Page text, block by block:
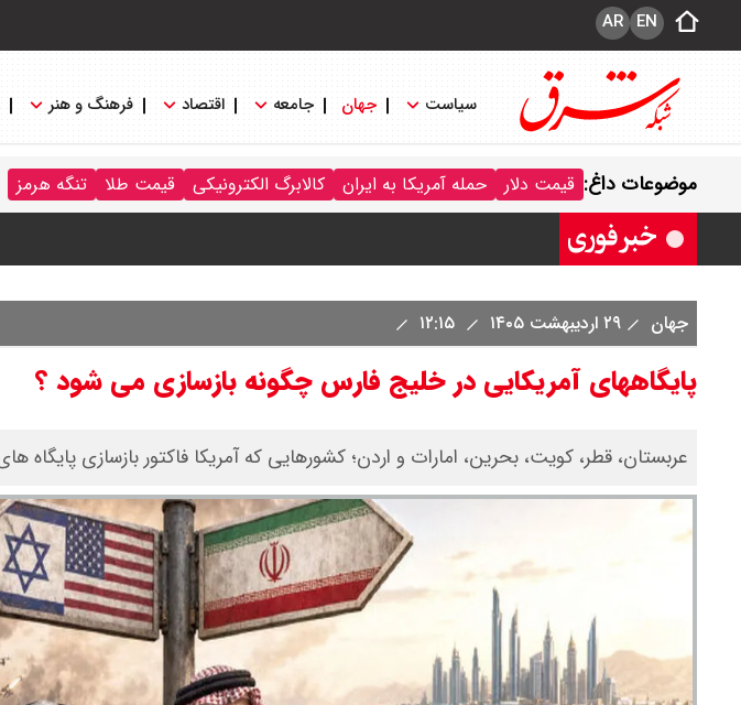
EN
AR
سیاست جهان جامعه اقتصاد فرهنگ و هنر
موضوعات داغ: قیمت دلار حمله آمریکا به ایران کالابرگ الکترونیکی قیمت طلا تنگه هرمز
قیمت خودرو امروز شنبه ۱۷ مرداد ۱۴۰۵/ کاهش ۱۰۵ میلیون تومانی قیمت کوییک
قیمت محصولات سایپا امروز شنبه ۱۷ مرداد ۱۴۰۵ / قیمت اطلس چند؟ + جدول
جهان ۲۹ اردیبهشت ۱۴۰۵
پایگاههای آمریکایی در خلیج فارس چگونه بازسازی می شود ؟
عربستان، قطر، کویت، بحرین، امارات و اردن؛ کشورهایی که آمریکا فاکتور بازسازی پایگاه